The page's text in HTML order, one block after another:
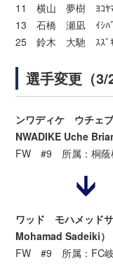
11 横山 夢樹 ﾖｺﾔﾏ
13 石橋 瀬凪 ｲｼﾊﾞｼ
25 鈴木 大馳 ｽｽﾞｷ
選手変更（3/
ンワディケ ウチェブ
NWADIKE Uche
FW #9 所属：桐蔭
ワッド モハメッドサ
Mohamad Sadeiki）
FW #9 所属：FC